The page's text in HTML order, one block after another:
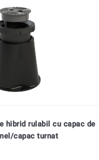
hibrid rulabil cu capac de
capac turnat